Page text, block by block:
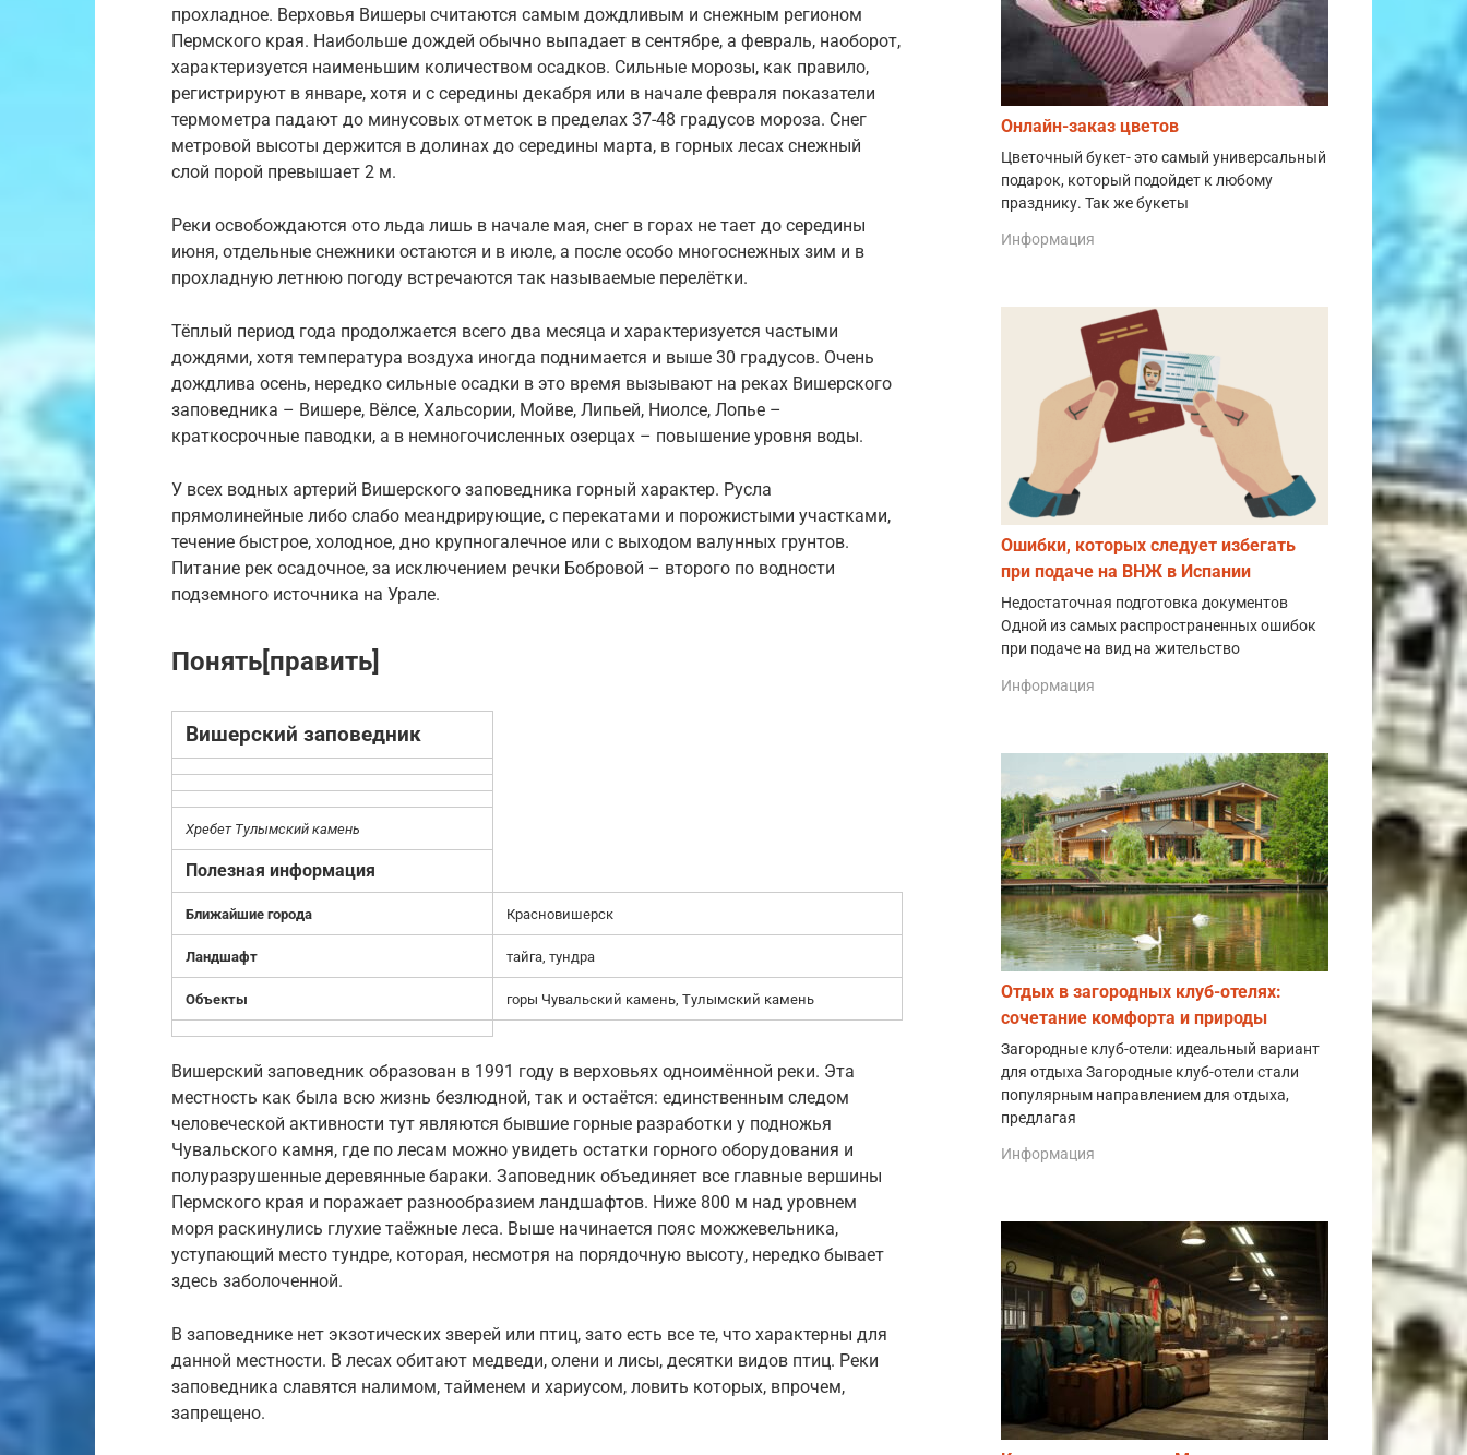
прохладное. Верховья Вишеры считаются самым дождливым и снежным регионом
Пермского края. Наибольше дождей обычно выпадает в сентябре, а февраль, наоборот,
характеризуется наименьшим количеством осадков. Сильные морозы, как правило,
регистрируют в январе, хотя и с середины декабря или в начале февраля показатели
термометра падают до минусовых отметок в пределах 37-48 градусов мороза. Снег
метровой высоты держится в долинах до середины марта, в горных лесах снежный
слой порой превышает 2 м.
Реки освобождаются ото льда лишь в начале мая, снег в горах не тает до середины
июня, отдельные снежники остаются и в июле, а после особо многоснежных зим и в
прохладную летнюю погоду встречаются так называемые перелётки.
Тёплый период года продолжается всего два месяца и характеризуется частыми
дождями, хотя температура воздуха иногда поднимается и выше 30 градусов. Очень
дождлива осень, нередко сильные осадки в это время вызывают на реках Вишерского
заповедника – Вишере, Вёлсе, Хальсории, Мойве, Липьей, Ниолсе, Лопье –
краткосрочные паводки, а в немногочисленных озерцах – повышение уровня воды.
У всех водных артерий Вишерского заповедника горный характер. Русла
прямолинейные либо слабо меандрирующие, с перекатами и порожистыми участками,
течение быстрое, холодное, дно крупногалечное или с выходом валунных грунтов.
Питание рек осадочное, за исключением речки Бобровой – второго по водности
подземного источника на Урале.
Понять[править]
Вишерский заповедник
Хребет Тулымский камень
Полезная информация
Ближайшие города Красновишерск
Ландшафт тайга, тундра
Объекты горы Чувальский камень, Тулымский камень
Вишерский заповедник образован в 1991 году в верховьях одноимённой реки. Эта
местность как была всю жизнь безлюдной, так и остаётся: единственным следом
человеческой активности тут являются бывшие горные разработки у подножья
Чувальского камня, где по лесам можно увидеть остатки горного оборудования и
полуразрушенные деревянные бараки. Заповедник объединяет все главные вершины
Пермского края и поражает разнообразием ландшафтов. Ниже 800 м над уровнем
моря раскинулись глухие таёжные леса. Выше начинается пояс можжевельника,
уступающий место тундре, которая, несмотря на порядочную высоту, нередко бывает
здесь заболоченной.
В заповеднике нет экзотических зверей или птиц, зато есть все те, что характерны для
данной местности. В лесах обитают медведи, олени и лисы, десятки видов птиц. Реки
заповедника славятся налимом, тайменем и хариусом, ловить которых, впрочем,
запрещено.
Онлайн-заказ цветов
Цветочный букет- это самый универсальный
подарок, который подойдет к любому
празднику. Так же букеты
Информация
Ошибки, которых следует избегать
при подаче на ВНЖ в Испании
Недостаточная подготовка документов
Одной из самых распространенных ошибок
при подаче на вид на жительство
Информация
Отдых в загородных клуб-отелях:
сочетание комфорта и природы
Загородные клуб-отели: идеальный вариант
для отдыха Загородные клуб-отели стали
популярным направлением для отдыха,
предлагая
Информация